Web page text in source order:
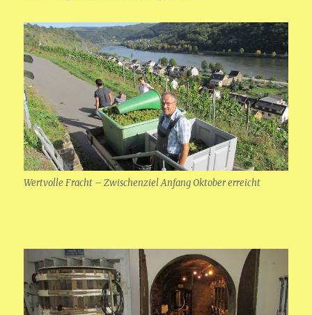
Wertvolle Fracht – Zwischenziel Anfang Oktober erreicht